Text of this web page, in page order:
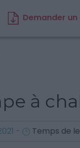
Demander un
à
- Temps de